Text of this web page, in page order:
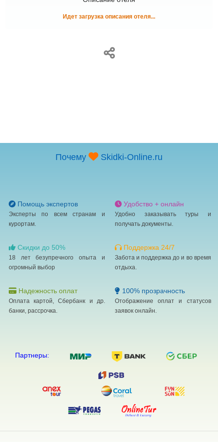
Идет загрузка описания отеля...
Почему Skidki-Online.ru
Помощь экспертов
Эксперты по всем странам и
курортам.
Удобство + онлайн
Удобно заказывать туры и
получать документы.
Скидки до 50%
18 лет безупречного опыта и
огромный выбор
Поддержка 24/7
Забота и поддержка до и во время
отдыха.
Надежность оплат
Оплата картой, Сбербанк и др.
банки, рассрочка.
100% прозрачность
Отображение оплат и статусов
заявок онлайн.
Партнеры: